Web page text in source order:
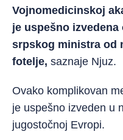
Vojnomedicinskoj
je uspešno
srpskog ministra od
fotelje, saznaje Njuz.
Ovako komplikovan
je uspešno izveden u
jugostočnoj Evropi.